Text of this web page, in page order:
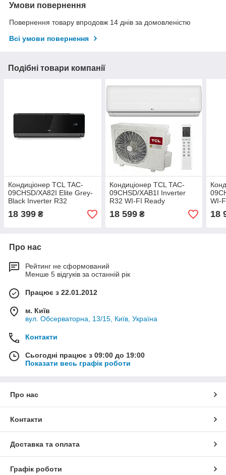
Умови повернення
Повернення товару впродовж 14 днів за домовленістю
Всі умови повернення
Подібні товари компанії
Кондиціонер TCL TAC-
09CHSD/XA82I Elite Grey-
Black Inverter R32
18 399 ₴
Кондиціонер TCL TAC-
09CHSD/XAB1I Inverter
R32 WI-FI Ready
18 599₴
WI-
18
Про нас
Рейтинг не сформований
Менше 5 відгуків за останній рік
Працює з 22.01.2012
м. Київ
вул. Обсерваторна, 13/15, Київ, Україна
Контакти
Сьогодні працює з 09:00 до 19:00
Показати весь графік роботи
Про нас
Контакти
Доставка та оплата
Графік роботи